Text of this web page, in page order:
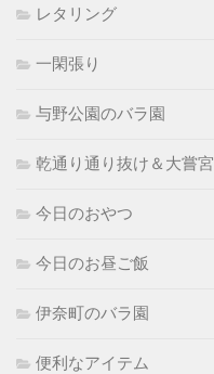
レタリング
一閑張り
与野公園のバラ園
乾通り通り抜け＆大嘗宮
今日のおやつ
今日のお昼ご飯
伊奈町のバラ園
便利なアイテム